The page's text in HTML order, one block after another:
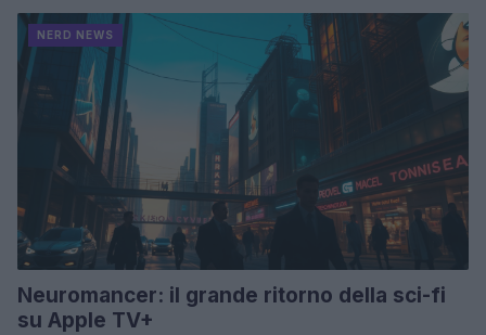
NERD NEWS
Neuromancer: il grande ritorno della sci-fi
su Apple TV+